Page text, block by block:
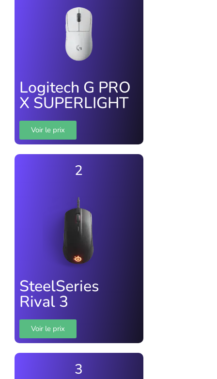
Logitech G PRO
X SUPERLIGHT
Voir le prix
2
SteelSeries
Rival 3
Voir le prix
3